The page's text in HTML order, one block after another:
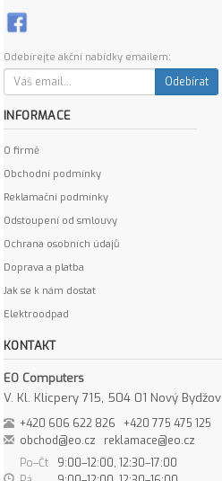
Odebírejte akční nabídky emailem:
Odebírat
INFORMACE
O firmě
Obchodní podmínky
Reklamační podmínky
Odstoupení od smlouvy
Ochrana osobních údajů
Doprava a platba
Jak se k nám dostat
Elektroodpad
KONTAKT
EO Computers
V. Kl. Klicpery 715, 504 01 Nový Bydžov
+420 606 622 826
+420 775 475 125
obchod@eo.cz
reklamace@eo.cz
Po–Čt
9:00–12:00, 12:30–17:00